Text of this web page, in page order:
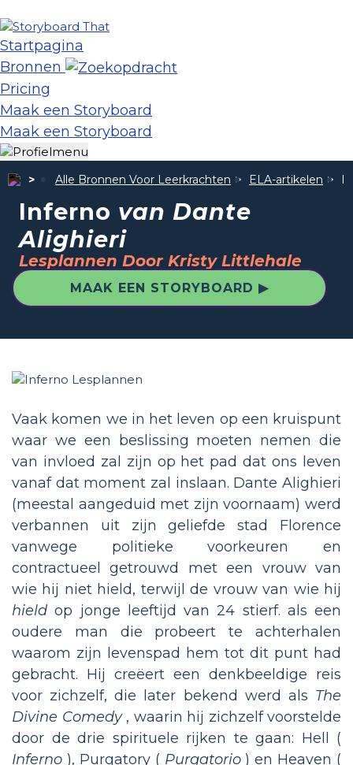
Startpagina
Bronnen
Pricing
Maak een Storyboard
Maak een Storyboard
Alle Bronnen Voor Leerkrachten ELA-artikelen
Inferno van Dante
Alighieri
Lesplannen Door Kristy Littlehale
MAAK EEN STORYBOARD ▶
Vaak komen we in het leven op een kruispunt
waar we een beslissing moeten nemen die
van invloed zal zijn op het pad dat ons leven
vanaf dat moment zal inslaan. Dante Alighieri
(meestal aangeduid met zijn voornaam) werd
verbannen uit zijn geliefde stad Florence
vanwege politieke voorkeuren en
contractueel getrouwd met een vrouw van
wie hij niet hield, terwijl de vrouw van wie hij
hield op jonge leeftijd van 24 stierf. als een
oudere man die probeert te achterhalen
waarom zijn levenspad hem tot dit punt had
gebracht. Hij creëert een denkbeeldige reis
voor zichzelf, die later bekend werd als The
Divine Comedy, waarin hij zichzelf voorstelde
door de drie spirituele rijken te gaan: Hell (
Inferno ), Purgatory ( Purgatorio) en Heaven (